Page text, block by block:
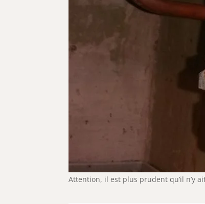
Attention, il est plus prudent qu’il n’y